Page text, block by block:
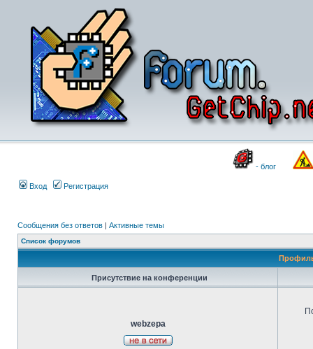
- блог
Вход Регистрация
Сообщения без ответов | Активные темы
Список форумов
Присутствие на конференции
webzepa